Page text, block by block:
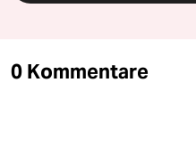
0 Kommentare